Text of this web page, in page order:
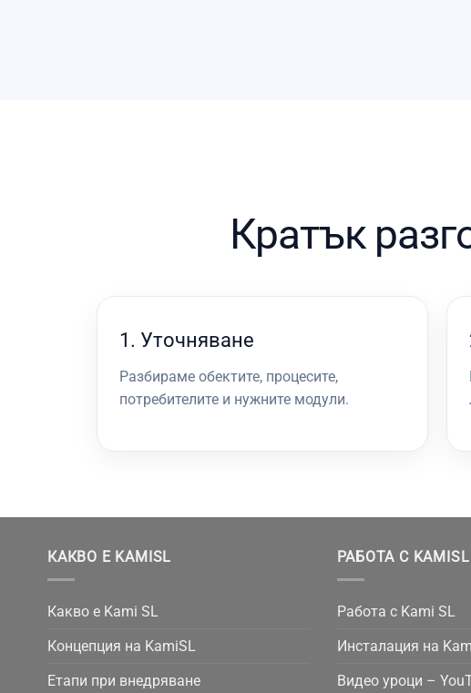
Кратък
1. Уточняване
Разбираме обектите, процесите,
потребителите и нужните модули.
КАКВО Е KAMISL
Какво е Kami SL
Концепция на KamiSL
Етапи при внедряване
РАБОТА С KAMISL
Работа с Kami SL
Инсталация на
Видео уроци –